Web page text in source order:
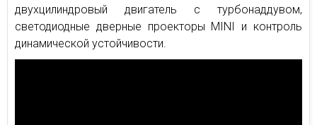
двухцилиндровый двигатель с турбонаддувом,
светодиодные дверные проекторы MINI и контроль
динамической устойчивости.